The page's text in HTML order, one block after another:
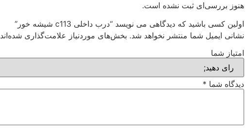
هنوز بررسی‌ای ثبت نشده است.
اولین کسی باشید که دیدگاهی می نویسد “درب داخلی c113 شیشه خور”
نشانی ایمیل شما منتشر نخواهد شد. بخش‌های موردنیاز علامت‌گذاری شده‌اند
امتیاز شما
دیدگاه شما *